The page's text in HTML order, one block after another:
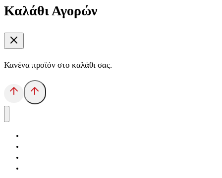
Καλάθι Αγορών
Κανένα προϊόν στο καλάθι σας.